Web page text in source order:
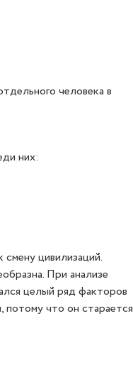
человека в
них:
цивилизаций.
При анализе
целый ряд факторов
потому что он старается